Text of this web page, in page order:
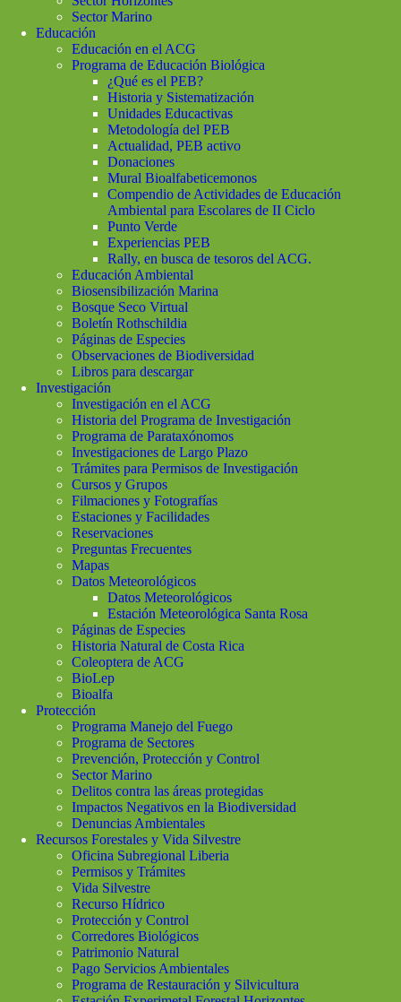
Sector Marino
Educación
Educación en el ACG
Programa de Educación Biológica
¿Qué es el PEB?
Historia y Sistematización
Unidades Educactivas
Metodología del PEB
Actualidad, PEB activo
Donaciones
Mural Bioalfabeticemonos
Compendio de Actividades de Educación
Ambiental para Escolares de II Ciclo
Punto Verde
Experiencias PEB
Rally, en busca de tesoros del ACG.
Educación Ambiental
Biosensibilización Marina
Bosque Seco Virtual
Boletín Rothschildia
Páginas de Especies
Observaciones de Biodiversidad
Libros para descargar
Investigación
Investigación en el ACG
Historia del Programa de Investigación
Programa de Parataxónomos
Investigaciones de Largo Plazo
Trámites para Permisos de Investigación
Cursos y Grupos
Filmaciones y Fotografías
Estaciones y Facilidades
Reservaciones
Preguntas Frecuentes
Mapas
Datos Meteorológicos
Datos Meteorológicos
Estación Meteorológica Santa Rosa
Páginas de Especies
Historia Natural de Costa Rica
Coleoptera de ACG
BioLep
Bioalfa
Protección
Programa Manejo del Fuego
Programa de Sectores
Prevención, Protección y Control
Sector Marino
Delitos contra las áreas protegidas
Impactos Negativos en la Biodiversidad
Denuncias Ambientales
Recursos Forestales y Vida Silvestre
Oficina Subregional Liberia
Permisos y Trámites
Vida Silvestre
Recurso Hídrico
Protección y Control
Corredores Biológicos
Patrimonio Natural
Pago Servicios Ambientales
Programa de Restauración y Silvicultura